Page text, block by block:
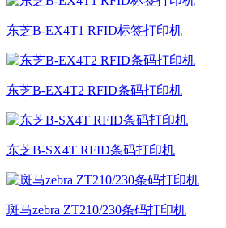
东芝B-EX4T1 RFID标签打印机
东芝B-EX4T2 RFID条码打印机
东芝B-SX4T RFID条码打印机
斑马zebra ZT210/230条码打印机